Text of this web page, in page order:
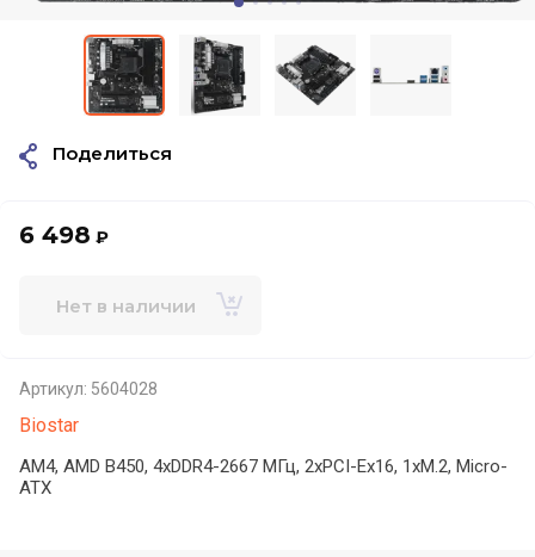
6 498 ₽
Нет в наличии
Артикул: 5604028
Biostar
AM4, AMD B450, 4xDDR4-2667 МГц, 2xPCI-Ex16, 1xM.2, Micro-
ATX
Поделиться